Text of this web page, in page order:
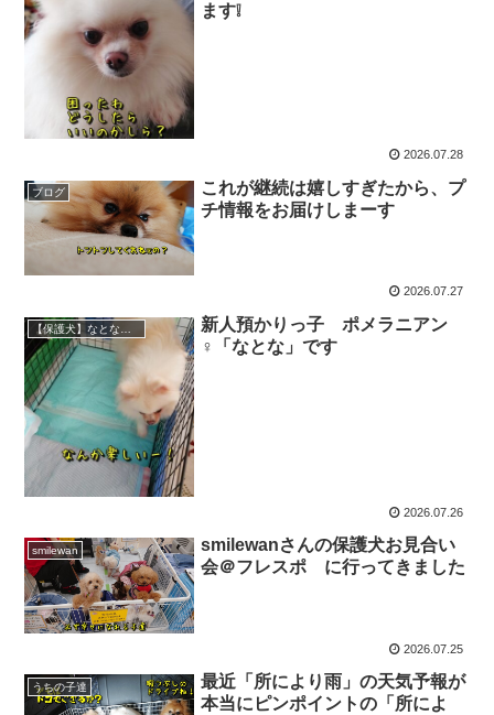
ます❕
2026.07.28
ブログ
これが継続は嬉しすぎたから、プ
チ情報をお届けしまーす
2026.07.27
新人預かりっ子 ポメラニアン
♀「なとな」です
2026.07.26
smilewan
smilewanさんの保護犬お見合い
会＠フレスポ に行ってきました
2026.07.25
うちの子達
最近「所により雨」の天気予報が
本当にピンポイントの「所によ